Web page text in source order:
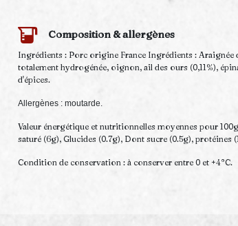
Composition & allergènes
Ingrédients : Porc origine France Ingrédients : Araignée
totalement hydrogénée, oignon, ail des ours (0,11%),
d'épices.
Allergènes : moutarde.
Valeur énergétique et nutritionnelles moyennes pour
saturé (6g), Glucides (0.7g), Dont sucre (0.5g), protéines
Condition de conservation : à conserver entre 0 et +4°C.